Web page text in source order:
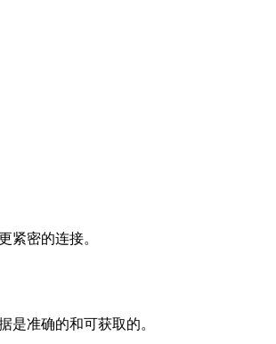
紧密的连接。
是准确的和可获取的。